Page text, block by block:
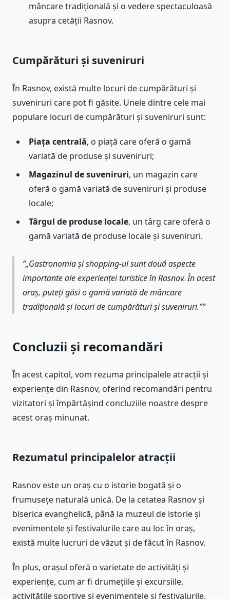
mâncare tradițională și o vedere spectaculoasă
asupra cetății Rasnov.
Cumpărături și suveniruri
În Rasnov, există multe locuri de cumpărături și
suveniruri care pot fi găsite. Unele dintre cele mai
populare locuri de cumpărături și suveniruri sunt:
Piața centrală, o piață care oferă o gamă
variată de produse și suveniruri;
Magazinul de suveniruri, un magazin care
oferă o gamă variată de suveniruri și produse
locale;
Târgul de produse locale, un târg care oferă o
gamă variată de produse locale și suveniruri.
„Gastronomia și shopping-ul sunt două aspecte
importante ale experienței turistice în Rasnov. În acest
oraș, puteți găsi o gamă variată de mâncare
tradițională și locuri de cumpărături și suveniruri.”
Concluzii și recomandări
În acest capitol, vom rezuma principalele atracții și
experiențe din Rasnov, oferind recomandări pentru
vizitatori și împărtășind concluziile noastre despre
acest oraș minunat.
Rezumatul principalelor atracții
Rasnov este un oraș cu o istorie bogată și o
frumusețe naturală unică. De la cetatea Rasnov și
biserica evanghelică, până la muzeul de istorie și
evenimentele și festivalurile care au loc în oraș,
există multe lucruri de văzut și de făcut în Rasnov.
În plus, orașul oferă o varietate de activități și
experiențe, cum ar fi drumețiile și excursiile,
activitățile sportive și evenimentele și festivalurile.